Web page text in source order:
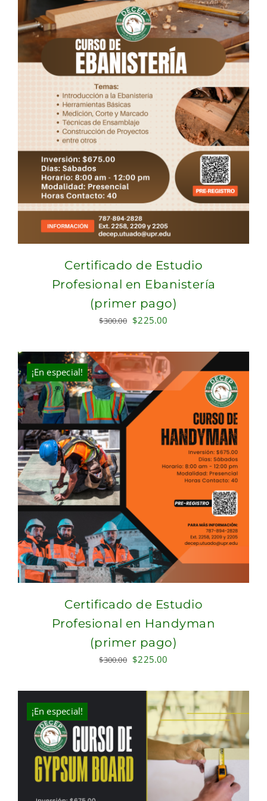
Certificado de Estudio
Profesional en Ebanistería
(primer pago)
$300.00 Original
was:
$300.00.
$225.00
is:
$225.00.
¡En especial!
Certificado de Estudio
Profesional en Handyman
(primer pago)
$300.00 Original
was:
$300.00.
$225.00
is:
$225.00.
¡En especial!